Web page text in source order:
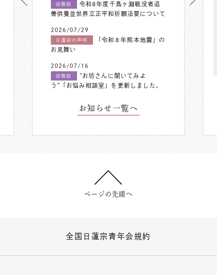
宗務院
令和8年度千鳥ヶ淵戦没者追
善供養並世界立正平和祈願法要について
2026/07/29
日蓮宗の声明
「令和８年熊本地震」の
お見舞い
2026/07/16
宗務院
”お坊さんに聞いてみよ
う”「お悩み相談室」を更新しました。
お知らせ一覧へ
ページの先頭へ
全国日蓮宗青年会規約